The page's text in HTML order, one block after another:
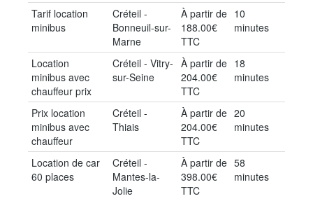
Tarif location
minibus
Créteil -
Bonneuil-sur-
Marne
À partir de
188.00€
TTC
10
minutes
Location
minibus avec
chauffeur prix
Créteil - Vitry-
sur-Seine
À partir de
204.00€
TTC
18
minutes
Prix location
minibus avec
chauffeur
Créteil -
Thiais
À partir de
204.00€
TTC
20
minutes
Location de car
60 places
Créteil -
Mantes-la-
Jolie
À partir de
398.00€
TTC
58
minutes